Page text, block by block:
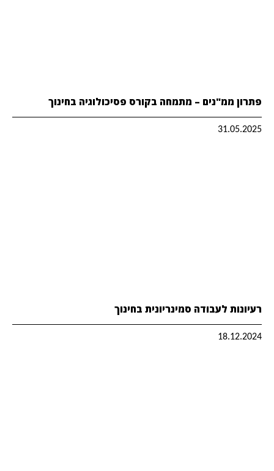
פתרון ממ"נים – מתמחה בקורס פסיכולוגיה בחינוך
31.05.2025
רעיונות לעבודה סמינריונית בחינוך
18.12.2024